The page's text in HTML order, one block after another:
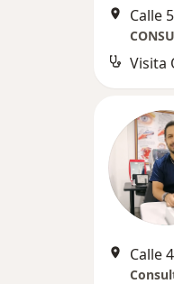
Calle
Visita
Calle